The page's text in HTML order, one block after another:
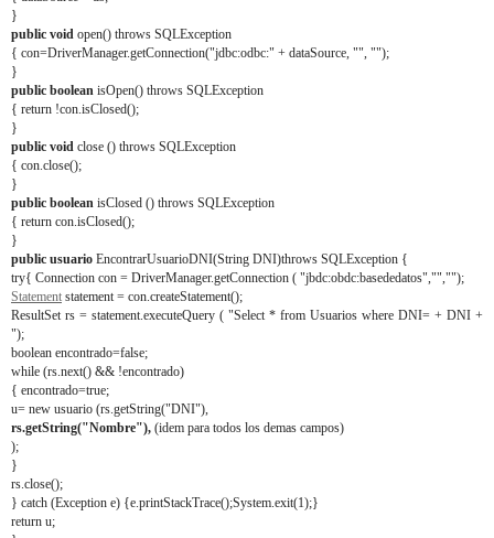
}
public void open() throws SQLException
{ con=DriverManager.getConnection("jdbc:odbc:" + dataSource, "", "");
}
public boolean isOpen() throws SQLException
{ return !con.isClosed();
}
public void close () throws SQLException
{ con.close();
}
public boolean isClosed () throws SQLException
{ return con.isClosed();
}
public usuario EncontrarUsuarioDNI(String DNI)throws SQLException {
try{ Connection con = DriverManager.getConnection ( "jbdc:obdc:basededatos","","");
Statement statement = con.createStatement();
ResultSet rs = statement.executeQuery ( "Select * from Usuarios where DNI= + DNI +
");
boolean encontrado=false;
while (rs.next() && !encontrado)
{ encontrado=true;
u= new usuario (rs.getString("DNI"),
rs.getString("Nombre"), (idem para todos los demas campos)
);
}
rs.close();
} catch (Exception e) {e.printStackTrace();System.exit(1);}
return u;